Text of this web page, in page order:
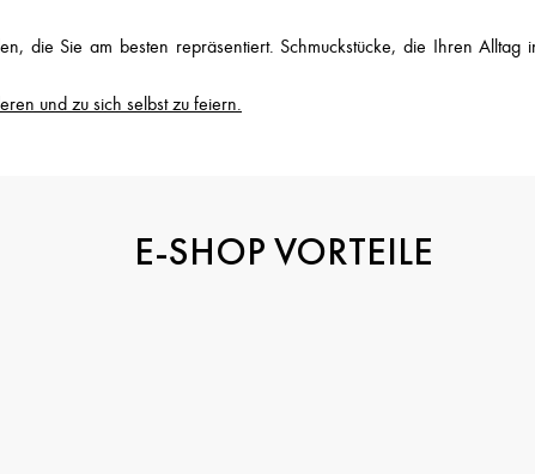
die Sie am besten repräsentiert. Schmuckstücke, die Ihren
und zu sich selbst zu feiern.
E-SHOP VORTEILE